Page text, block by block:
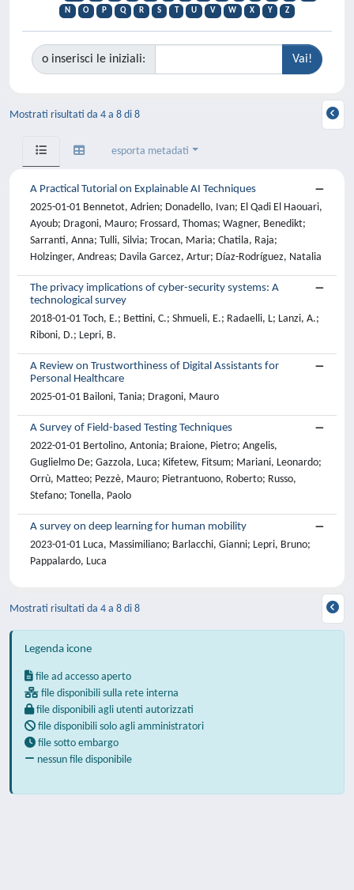
N
O P Q R S T U V W X Y Z
o inserisci le iniziali:
Mostrati risultati da 4 a 8 di 8
esporta metadati
A Practical Tutorial on Explainable AI Techniques
2025-01-01 Bennetot, Adrien; Donadello, Ivan; El Qadi El Haouari,
Ayoub; Dragoni, Mauro; Frossard, Thomas; Wagner, Benedikt;
Sarranti, Anna; Tulli, Silvia; Trocan, Maria; Chatila, Raja;
Holzinger, Andreas; Davila Garcez, Artur; Díaz-Rodríguez, Natalia
The privacy implications of cyber-security systems: A
technological survey
2018-01-01 Toch, E.; Bettini, C.; Shmueli, E.; Radaelli, L; Lanzi, A.;
Riboni, D.; Lepri, B.
A Review on Trustworthiness of Digital Assistants for
Personal Healthcare
2025-01-01 Bailoni, Tania; Dragoni, Mauro
A Survey of Field-based Testing Techniques
2022-01-01 Bertolino, Antonia; Braione, Pietro; Angelis,
Guglielmo De; Gazzola, Luca; Kifetew, Fitsum; Mariani, Leonardo;
Orrù, Matteo; Pezzè, Mauro; Pietrantuono, Roberto; Russo,
Stefano; Tonella, Paolo
A survey on deep learning for human mobility
2023-01-01 Luca, Massimiliano; Barlacchi, Gianni; Lepri, Bruno;
Pappalardo, Luca
Mostrati risultati da 4 a 8 di 8
Legenda icone
file ad accesso aperto
file disponibili sulla rete interna
file disponibili agli utenti autorizzati
file disponibili solo agli amministratori
file sotto embargo
nessun file disponibile